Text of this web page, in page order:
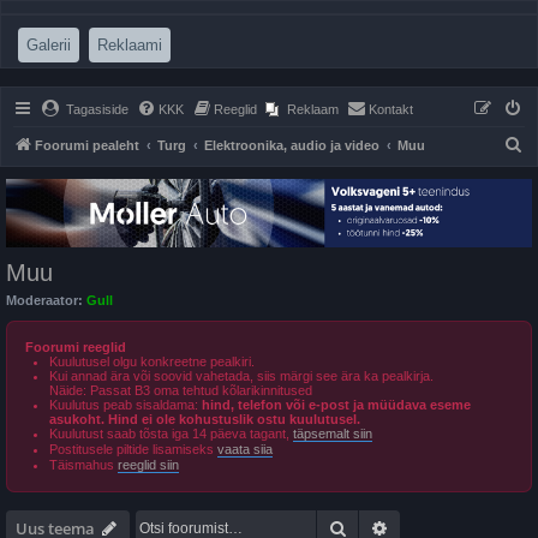
Galerii (Opens a new tab)
Reklaami
Tagasiside KKK Reeglid Reklaam Kontakt
Foorumi pealeht Turg Elektroonika, audio ja video Muu
Muu
Moderaator: Gull
Foorumi reeglid
Kuulutusel olgu konkreetne pealkiri.
Kui annad ära või soovid vahetada, siis märgi see ära ka pealkirja.
Näide: Passat B3 oma tehtud kõlarikinnitused
Kuulutus peab sisaldama: hind, telefon või e-post ja müüdava eseme
asukoht. Hind ei ole kohustuslik ostu kuulutusel.
Kuulutust saab tõsta iga 14 päeva tagant, täpsemalt siin
Postitusele piltide lisamiseks vaata siia
Täismahus reeglid siin
Uus teema Otsi